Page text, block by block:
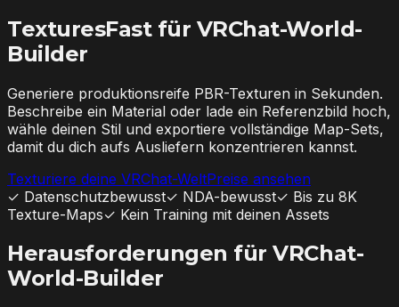
TexturesFast für VRChat-World-
Builder
Generiere produktionsreife PBR-Texturen in Sekunden.
Beschreibe ein Material oder lade ein Referenzbild hoch,
wähle deinen Stil und exportiere vollständige Map-Sets,
damit du dich aufs Ausliefern konzentrieren kannst.
Texturiere deine VRChat-WeltPreise ansehen
✓ Datenschutzbewusst✓ NDA-bewusst✓ Bis zu 8K
Texture-Maps✓ Kein Training mit deinen Assets
Herausforderungen für VRChat-
World-Builder